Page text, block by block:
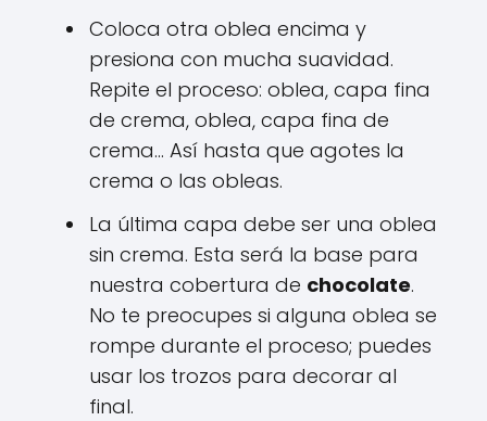
Coloca otra oblea encima y
presiona con mucha suavidad.
Repite el proceso: oblea, capa fina
de crema, oblea, capa fina de
crema... Así hasta que agotes la
crema o las obleas.
La última capa debe ser una oblea
sin crema. Esta será la base para
nuestra cobertura de chocolate.
No te preocupes si alguna oblea se
rompe durante el proceso; puedes
usar los trozos para decorar al
final.